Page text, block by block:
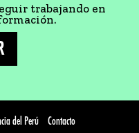
trabajando en
del Perú Contacto